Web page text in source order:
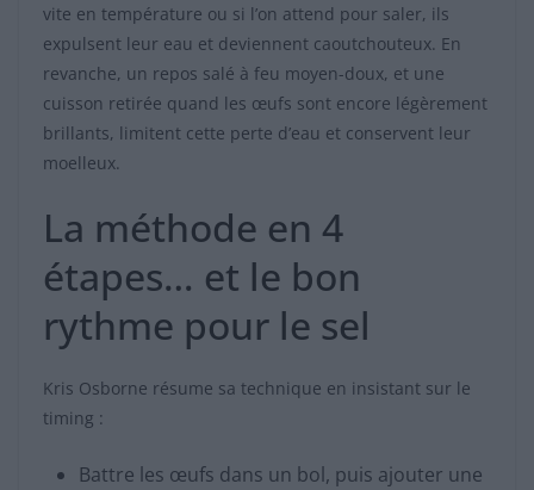
vite en température ou si l’on attend pour saler, ils
expulsent leur eau et deviennent caoutchouteux. En
revanche, un repos salé à feu moyen-doux, et une
cuisson retirée quand les œufs sont encore légèrement
brillants, limitent cette perte d’eau et conservent leur
moelleux.
La méthode en 4
étapes… et le bon
rythme pour le sel
Kris Osborne résume sa technique en insistant sur le
timing :
Battre les œufs dans un bol, puis ajouter une